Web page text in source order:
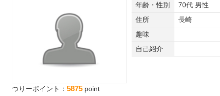
つりーポイント： 5875 point
年齢・性別
70代 男性
住所
長崎
趣味
自己紹介